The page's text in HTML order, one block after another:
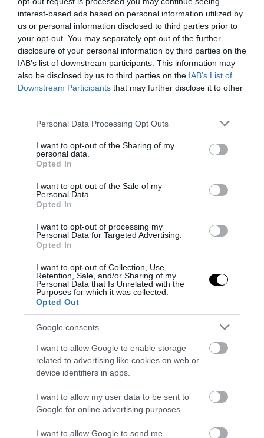
interest-based ads based on personal information utilized by
us or personal information disclosed to third parties prior to
your opt-out. You may separately opt-out of the further
disclosure of your personal information by third parties on the
IAB’s list of downstream participants. This information may
also be disclosed by us to third parties on the IAB’s List of
Downstream Participants that may further disclose it to other
Please note that this website/app uses one or more Google
not limited to your visit or usage behaviour. You may click to
grant or deny consent to Google and its third-party tags to
use your data for below specified purposes in below Google
consent section.
Personal Data Processing Opt Outs
I want to opt-out of the Sharing of my
personal data.
Opted In
I want to opt-out of the Sale of my
Personal Data.
Opted In
I want to opt-out of processing my
Personal Data for Targeted Advertising.
Opted In
I want to opt-out of Collection, Use,
Retention, Sale, and/or Sharing of my
Personal Data that Is Unrelated with the
Purposes for which it was collected.
Opted Out
Google consents
I want to allow Google to enable storage
related to advertising like cookies on web or
device identifiers in apps.
I want to allow my user data to be sent to
Google for online advertising purposes.
I want to allow Google to send me
1.2k
MEGOSZTÁS
RAKLAP ÚJRAHASZNOSÍTÁS
KAPCSOLÓDÓ OLVASMÁNY